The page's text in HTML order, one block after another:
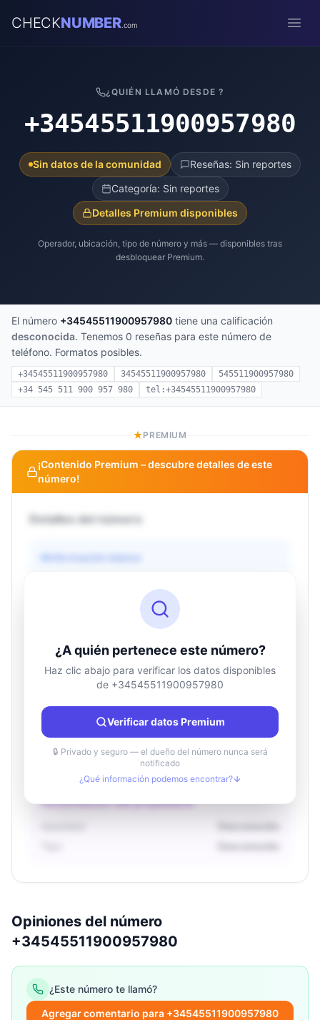
CHECKNUMBER.com
¿QUIÉN LLAMÓ DESDE ?
+34545511900957980
Sin datos de la comunidad
Reseñas: Sin reportes
Categoría: Sin reportes
Detalles Premium disponibles
Operador, ubicación, tipo de número y más — disponibles tras
desbloquear Premium.
El número +34545511900957980 tiene una calificación
desconocida. Tenemos 0 reseñas para este número de
teléfono. Formatos posibles.
+34545511900957980 34545511900957980
545511900957980
+34 545 511 900 957 980
tel:+34545511900957980
PREMIUM
¡Contenido Premium – descubre detalles de este
número!
Detalles del número
Información básica
Información de ubicación
País
Desconocido
Ciudad
Desconocido
Región
Desconocido
Información del propietario
¿A quién pertenece este número?
Haz clic abajo para verificar los datos disponibles
de +34545511900957980
Verificar datos Premium
🔒 Privado y seguro — el dueño del número nunca será
notificado
¿Qué información podemos encontrar?
Opiniones del número
+34545511900957980
¿Este número te llamó?
Agregar comentario para +34545511900957980